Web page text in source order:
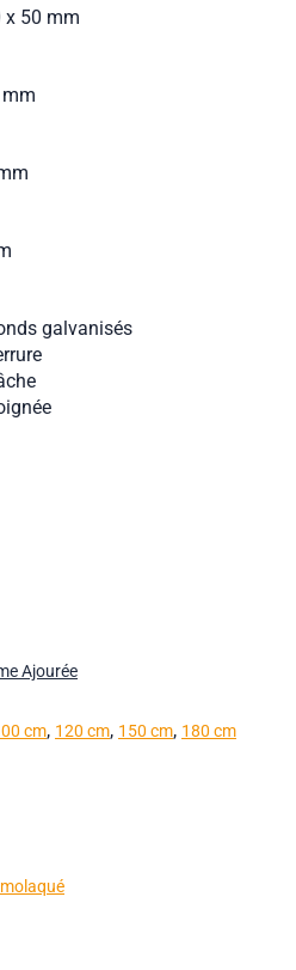
x 50 mm
galvanisés
Ajourée
cm, 120 cm, 150 cm, 180 cm